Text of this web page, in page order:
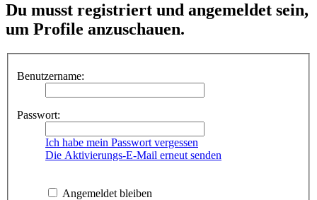
Du musst registriert und angemeldet sein,
um Profile anzuschauen.
Benutzername:
Passwort:
Ich habe mein Passwort vergessen
Die Aktivierungs-E-Mail erneut senden
Angemeldet bleiben